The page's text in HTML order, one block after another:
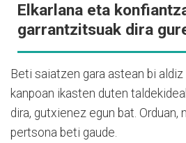
Elkarlana eta
garrantzitsuak dira
Beti saiatzen gara astean bi
kanpoan ikasten duten
dira, gutxienez egun bat.
pertsona beti gaude.